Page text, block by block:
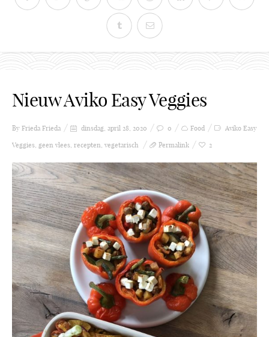
Nieuw Aviko Easy Veggies
By Frieda Frieda dinsdag, april 28, 2020 0 Food
Aviko Easy
Veggies, geen vlees, recepten, vegetarisch Permalink 2